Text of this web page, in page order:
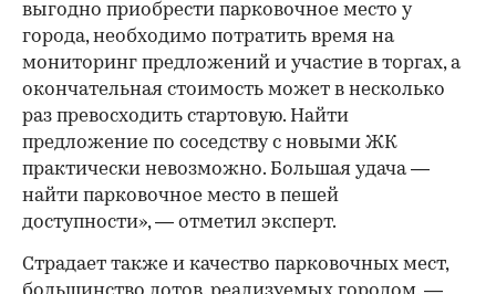
выгодно приобрести парковочное место у
города, необходимо потратить время на
мониторинг предложений и участие в торгах, а
окончательная стоимость может в несколько
раз превосходить стартовую. Найти
предложение по соседству с новыми ЖК
практически невозможно. Большая удача —
найти парковочное место в пешей
доступности», — отметил эксперт.
Страдает также и качество парковочных мест,